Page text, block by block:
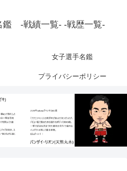
鑑 -戦績一覧- -戦歴一覧-
女子選手名鑑
プライバシーポリシー